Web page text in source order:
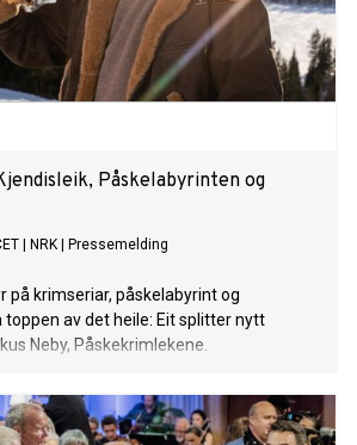
Påske­labyrinten og
NRK Pressemelding
på krimseriar, påskelabyrint og
toppen av det heile: Eit splitter nytt
Neby, Påskekrimlekene.